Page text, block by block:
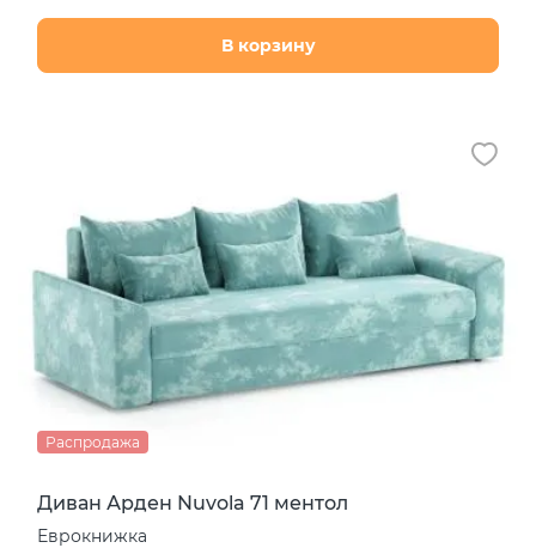
В корзину
Распродажа
Диван Арден Nuvola 71 ментол
Еврокнижка